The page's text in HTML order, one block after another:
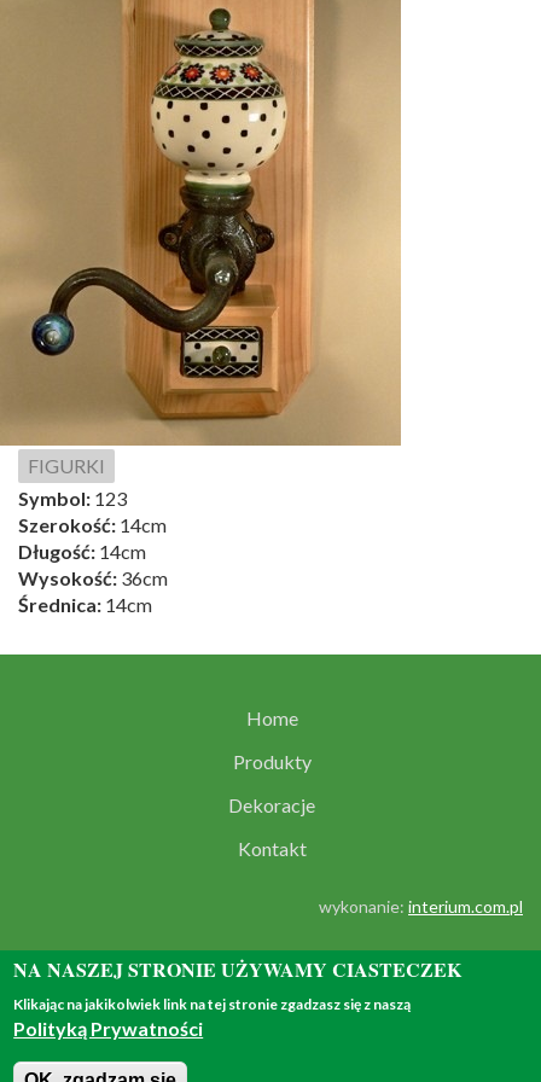
FIGURKI
Symbol: 123
Szerokość: 14cm
Długość: 14cm
Wysokość: 36cm
Średnica: 14cm
Home
Produkty
Dekoracje
Kontakt
wykonanie: interium.com.pl
© 2018 - all rights reserved
NA NASZEJ STRONIE UŻYWAMY CIASTECZEK
Klikając na jakikolwiek link na tej stronie zgadzasz się z naszą
Polityką Prywatności